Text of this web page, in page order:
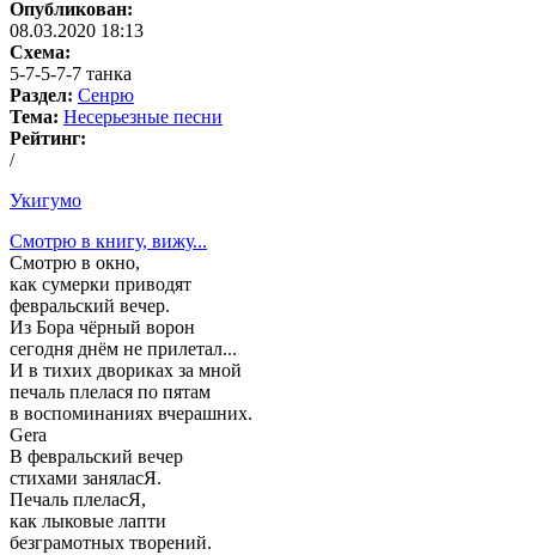
Опубликован:
08.03.2020 18:13
Схема:
5-7-5-7-7 танка
Раздел: Сенрю
Тема: Несерьезные песни
Рейтинг:
/
Укигумо
Смотрю в книгу, вижу...
Смотрю в окно,
как сумерки приводят
февральский вечер.
Из Бора чёрный ворон
сегодня днём не прилетал...
И в тихих двориках за мной
печаль плелася по пятам
в воспоминаниях вчерашних.
Gera
В февральский вечер
стихами заняласЯ.
Печаль плеласЯ,
как лыковые лапти
безграмотных творений.